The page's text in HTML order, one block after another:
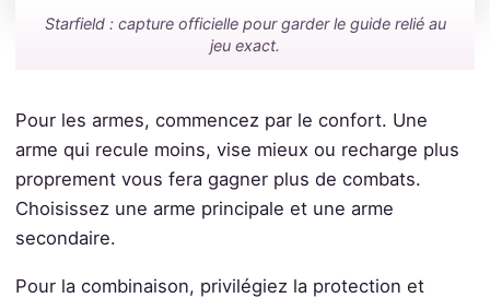
Starfield : capture officielle pour garder le guide relié au
jeu exact.
Pour les armes, commencez par le confort. Une
arme qui recule moins, vise mieux ou recharge plus
proprement vous fera gagner plus de combats.
Choisissez une arme principale et une arme
secondaire.
Pour la combinaison, privilégiez la protection et